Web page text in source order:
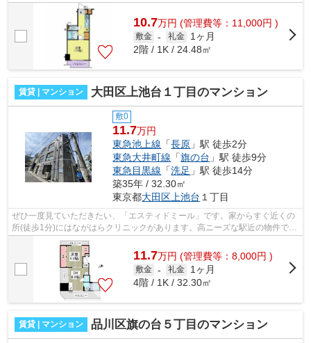
ョンです。できるだけ早めに不動産情報...
10.7万円 (管理費等：11,000円 )
敷金 - 礼金
1ヶ月
2階 / 1K / 24.48㎡
賃貸 | マンション 大田区上池台１丁目のマンション
敷0
11.7万円
東急池上線 「長原 」駅 徒歩2分
東急大井町線 「旗の台 」駅 徒歩9分
東急目黒線 「洗足 」駅 徒歩14分
築35年 / 32.30㎡
東京都大田区 上池台 １丁目
ぜひ一度見ていただきたい、「エスティドミール」です。家からすぐ近くの
所(徒歩1分)にはながはらクリニックがあります。高ニーズな駅近の物件で、
徒歩2分で駅に行くことができます。...
11.7万円 (管理費等：8,000円 )
敷金 - 礼金
1ヶ月
4階 / 1K / 32.30㎡
賃貸 | マンション 品川区旗の台５丁目のマンション